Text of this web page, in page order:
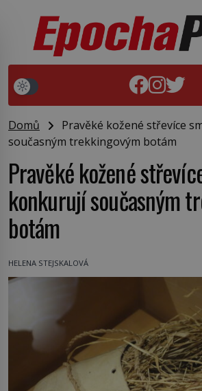
Domů
Pravěké kožené střevíce
současným trekkingovým botám
Pravěké kožené
konkurují současným
botám
HELENA STEJSKALOVÁ